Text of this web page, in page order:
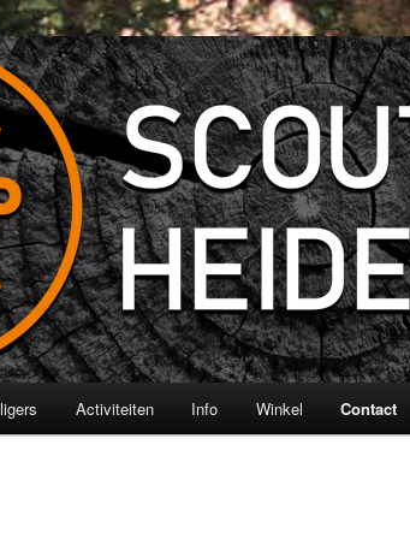
Activiteiten Info Winkel Contact